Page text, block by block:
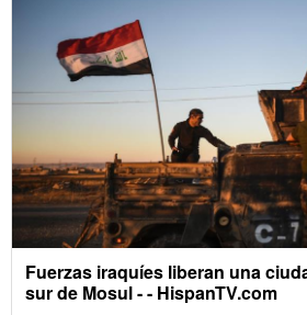
Fuerzas iraquíes liberan una
sur de Mosul - - HispanTV.com